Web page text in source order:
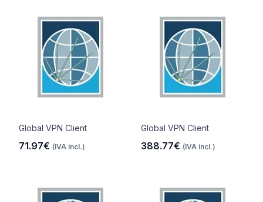
Global VPN Client
71.97€ (IVA incl.)
Global VPN Client
388.77€ (IVA incl.)